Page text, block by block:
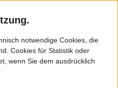
Termin Bürger-
notwendige Cookies, die
Cookies für Statistik oder
wenn Sie dem ausdrücklich